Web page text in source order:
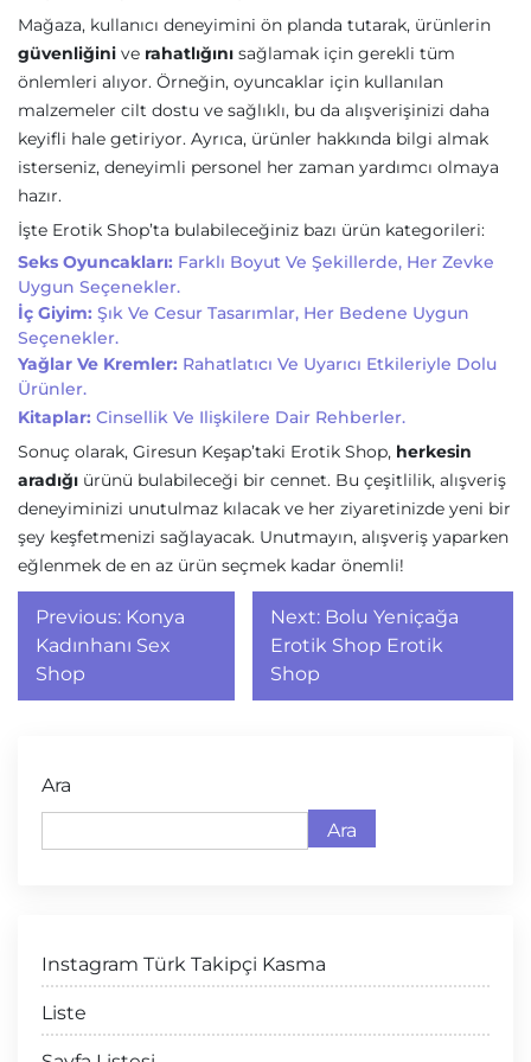
Mağaza, kullanıcı deneyimini ön planda tutarak, ürünlerin
güvenliğini ve rahatlığını sağlamak için gerekli tüm
önlemleri alıyor. Örneğin, oyuncaklar için kullanılan
malzemeler cilt dostu ve sağlıklı, bu da alışverişinizi daha
keyifli hale getiriyor. Ayrıca, ürünler hakkında bilgi almak
isterseniz, deneyimli personel her zaman yardımcı olmaya
hazır.
İşte Erotik Shop’ta bulabileceğiniz bazı ürün kategorileri:
Seks Oyuncakları: Farklı Boyut Ve Şekillerde, Her Zevke
Uygun Seçenekler.
İç Giyim: Şık Ve Cesur Tasarımlar, Her Bedene Uygun
Seçenekler.
Yağlar Ve Kremler: Rahatlatıcı Ve Uyarıcı Etkileriyle Dolu
Ürünler.
Kitaplar: Cinsellik Ve Ilişkilere Dair Rehberler.
Sonuç olarak, Giresun Keşap’taki Erotik Shop, herkesin
aradığı ürünü bulabileceği bir cennet. Bu çeşitlilik, alışveriş
deneyiminizi unutulmaz kılacak ve her ziyaretinizde yeni bir
şey keşfetmenizi sağlayacak. Unutmayın, alışveriş yaparken
eğlenmek de en az ürün seçmek kadar önemli!
Yazı
gezinmesi
Previous: Konya
Kadınhanı Sex
Shop
Next: Bolu Yeniçağa
Erotik Shop Erotik
Shop
Ara
Ara
Instagram Türk Takipçi Kasma
Liste